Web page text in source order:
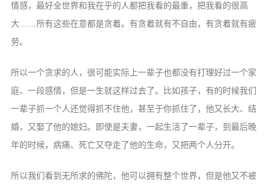
情感，最好全世界和我在乎的人都把我看的最重，把我看的很高
大……所有这些在意都是贪着。有贪着就有不自由，有贪着就有疲
劳。
所以一个贪求的人，很可能实际上一辈子也都没有打理好过一个家
庭、一段感情，但是一生就这样过去了。比如孩子，有的时候我们
一辈子抓一个人还觉得抓不住他，甚至于你抓住了，他又长大、结
婚，又娶了他的媳妇。即使是夫妻，一起生活了一辈子，到最后晚
年的时候，病痛、死亡又夺走了他的生命，又把两个人分开。
所以我们看到无所求的佛陀，他可以拥有整个世界，但是他又不被